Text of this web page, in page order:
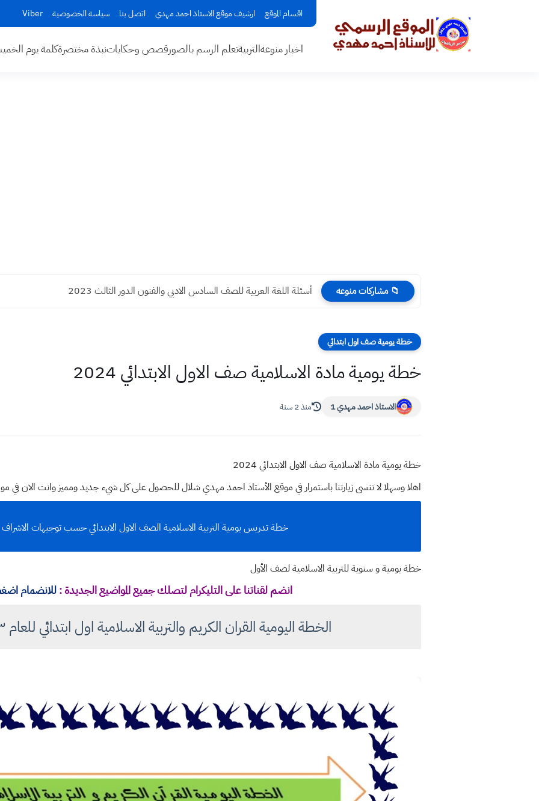
اقسام الموقع ارشيف موقع الاستاذ احمد مهدي اتصل بنا سياسة الخصوصية Viber
اخبار منوعهالتربيةتعلم الرسم بالصورقصص وحكاياتنبذة مختصرةكلمة يوم
📁 مشاركات منوعه أسئلة اللغة العربية للصف السادس الادبي والفنون الدور الثالث 2023
خطة يومية صف اول ابتدائي
خطة يومية مادة الاسلامية صف الاول الابتدائي 2024
الاستاذ احمد مهدي 1 منذ 2 سنة
خطة يومية مادة الاسلامية صف الاول الابتدائي 2024
اهلا وسهلالا تنسى زيارتنا باستمرار في موقع الأستاذ احمد مهدي شلال للحصول على كل شيء جديد ومميز وانت الان في
خطة تدريس يومية التربية الاسلامية الصف الاول الابتدائي حسب توجيهات الاشراف
خطة يومية و سنوية للتربية الاسلامية لصف الأول
انضم لقناتنا على التليكرام لتصلك جميع المواضيع الجديدة :للانضمام
الخطة اليومية القران الكريم والتربية الاسلامية اول ابتدائي للعام ٢٠٢٣ - ٢٠٢٤